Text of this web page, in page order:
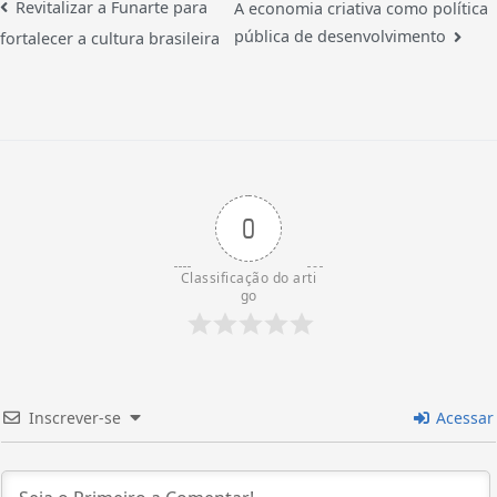
Revitalizar a Funarte para
fortalecer a cultura brasileira
A economia criativa como política
pública de desenvolvimento
0
Classificação do arti
go
Inscrever-se Acessar